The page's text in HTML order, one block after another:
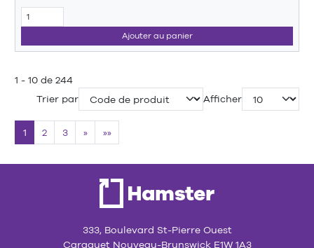
Ajouter au panier
1 - 10 de 244
Trier par
Afficher
1 2 3 » »»
333, Boulevard St-Pierre Ouest
Caraquet Nouveau-Brunswick E1W 1A3